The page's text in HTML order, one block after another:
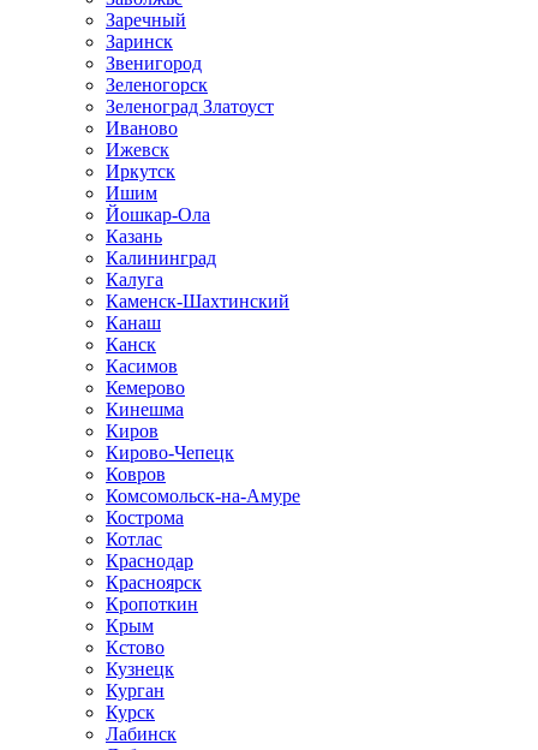
Заречный
Заринск
Звенигород
Зеленогорск
Зеленоград Златоуст
Иваново
Ижевск
Иркутск
Ишим
Йошкар-Ола
Казань
Калининград
Калуга
Каменск-Шахтинский
Канаш
Канск
Касимов
Кемерово
Кинешма
Киров
Кирово-Чепецк
Ковров
Комсомольск-на-Амуре
Кострома
Котлас
Краснодар
Красноярск
Кропоткин
Крым
Кстово
Кузнецк
Курган
Курск
Лабинск